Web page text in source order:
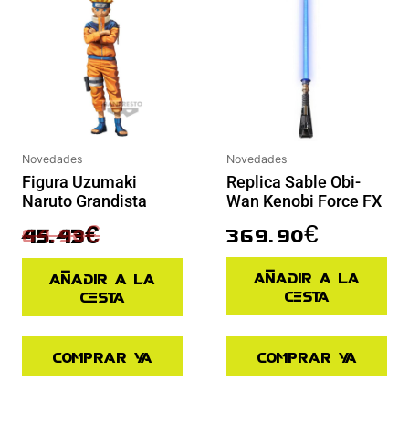
Novedades
Figura Uzumaki
Naruto Grandista
64.90€
45.43€
Añadir a la
cesta
Comprar ya
Novedades
Replica Sable Obi-
Wan Kenobi Force FX
369.90€
Añadir a la
cesta
Comprar ya